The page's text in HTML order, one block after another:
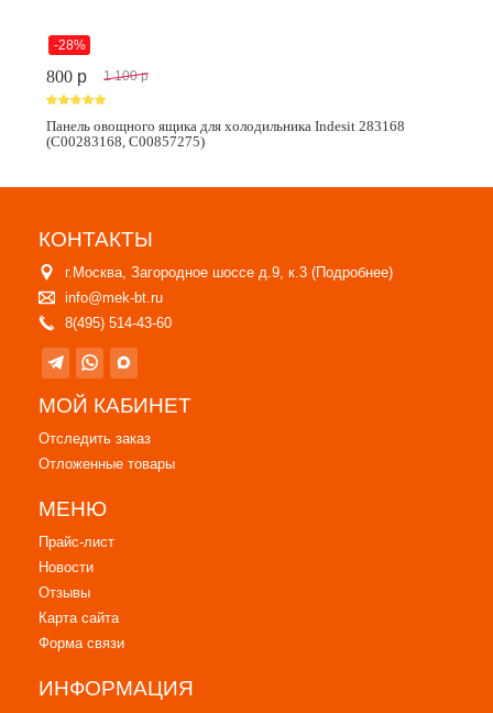
-28%
800 p 1 100 p
Панель овощного ящика для холодильника Indesit 283168
(C00283168, C00857275)
КОНТАКТЫ
г.Москва, Загородное шоссе д.9, к.3 (Подробнее)
info@mek-bt.ru
8(495) 514-43-60
МОЙ КАБИНЕТ
Отследить заказ
Отложенные товары
МЕНЮ
Прайс-лист
Новости
Отзывы
Карта сайта
Форма связи
ИНФОРМАЦИЯ